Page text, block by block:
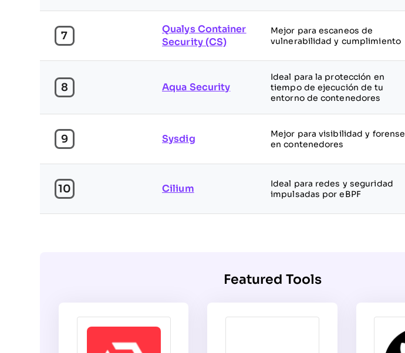
7
Qualys Container
Security (CS)
Mejor para escaneos de
vulnerabilidad y cumplimiento
8 Aqua Security
Ideal para la protección en
tiempo de ejecución de tu
entorno de contenedores
9 Sysdig
Mejor para visibilidad y forense
en contenedores
10 Cilium
Ideal para redes y seguridad
impulsadas por eBPF
Featured Tools